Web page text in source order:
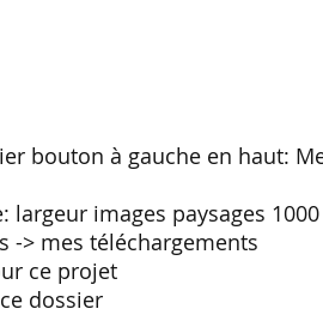
bouton à gauche en haut:
images paysages
mes téléchargements
ce projet
dossier